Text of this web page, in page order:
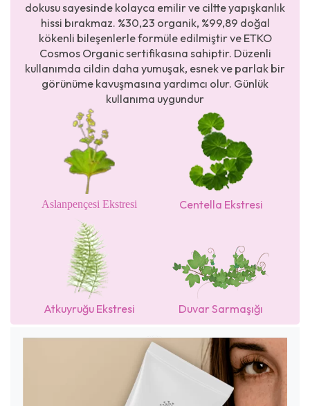
Aslanpençesi Ekstresi Centella Ekstresi
Atkuyruğu Ekstresi Duvar Sarmaşığı
dokusu sayesinde kolayca emilir ve ciltte yapışkanlık
hissi bırakmaz. %30,23 organik, %99,89 doğal
kökenli bileşenlerle formüle edilmiştir ve ETKO
Cosmos Organic sertifikasına sahiptir. Düzenli
kullanımda cildin daha yumuşak, esnek ve parlak bir
görünüme kavuşmasına yardımcı olur. Günlük
kullanıma uygundur